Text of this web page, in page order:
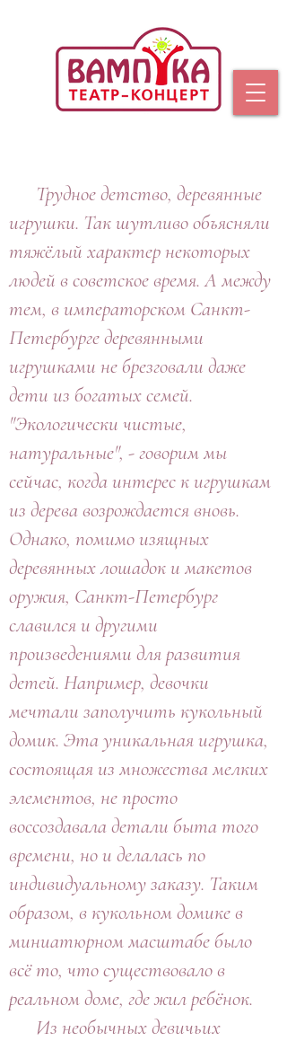
Трудное детство, деревянные
игрушки. Так шутливо объясняли
тяжёлый характер некоторых
людей в советское время. А между
тем, в императорском Санкт-
Петербурге деревянными
игрушками не брезговали даже
дети из богатых семей.
"Экологически чистые,
натуральные", - говорим мы
сейчас, когда интерес к игрушкам
из дерева возрождается вновь.
Однако, помимо изящных
деревянных лошадок и макетов
оружия, Санкт-Петербург
славился и другими
произведениями для развития
детей. Например, девочки
мечтали заполучить кукольный
домик. Эта уникальная игрушка,
состоящая из множества мелких
элементов, не просто
воссоздавала детали быта того
времени, но и делалась по
индивидуальному заказу. Таким
образом, в кукольном домике в
миниатюрном масштабе было
всё то, что существовало в
реальном доме, где жил ребёнок.
Из необычных девичьих